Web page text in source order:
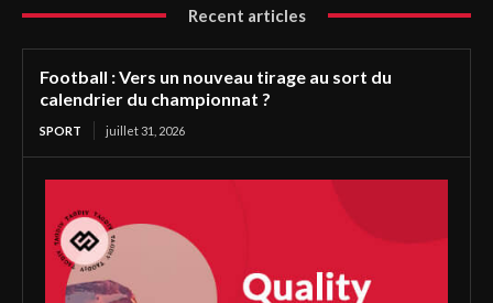
Recent articles
Football : Vers un nouveau tirage au sort du
calendrier du championnat ?
SPORT juillet 31, 2026